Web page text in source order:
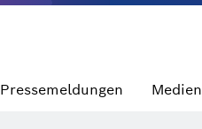
Pressemeldungen Medien